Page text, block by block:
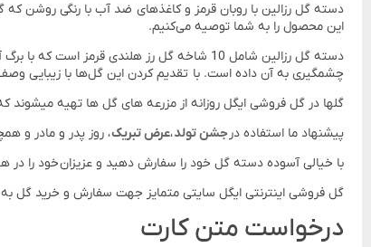
دسته گل رزالین با روبان قرمز و کاغذهای ضد آب با رنگی روشن که
این محصول را به شما توصیه می‌کنیم.
دسته گل رزالین شامل 10 شاخه گل رز هلندی
چشمگیری به آن داده است. با تقدیم کردن این گل‌ها با زیبایی وصف
گلها در گل فروشی ایگل روزانه از مزرعه های گل ها تهیه میشوند
پیشنهاد ما استفاده درجشن تولد،عرض تبریک، روز پدر و مادر و
با خیالی آسوده دسته گل خود را سفارش دهید و عزیزان خود را در هر
گل فروشی اینترنتی ایگل سایتی متمایز جهت سفارش و خرید گل به
درخواست متن کارت